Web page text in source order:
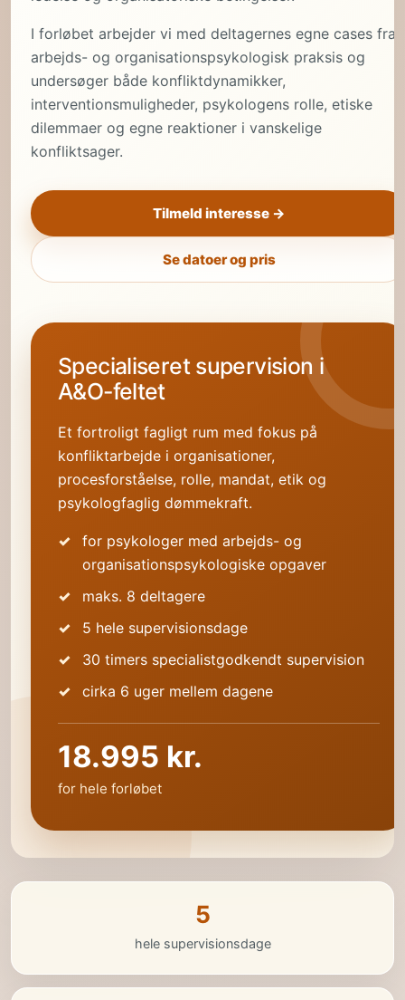
I forløbet arbejder vi med deltagernes egne cases fra
arbejds- og organisationspsykologisk praksis og
undersøger både konfliktdynamikker,
interventionsmuligheder, psykologens rolle, etiske
dilemmaer og egne reaktioner i vanskelige
konfliktsager.
Tilmeld interesse →
Se datoer og pris
Specialiseret supervision i
A&O-feltet
Et fortroligt fagligt rum med fokus på
konfliktarbejde i organisationer,
procesforståelse, rolle, mandat, etik og
psykologfaglig dømmekraft.
for psykologer med arbejds- og
organisationspsykologiske opgaver
maks. 8 deltagere
5 hele supervisionsdage
30 timers specialistgodkendt supervision
cirka 6 uger mellem dagene
18.995 kr.
for hele forløbet
5
hele supervisionsdage